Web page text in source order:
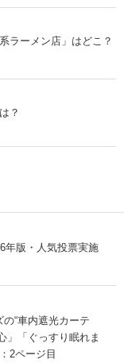
ラーメン店」はどこ？
？
年版・人気投票実施
“車内遮光カーテ
」「ぐっすり眠れま
2ページ目